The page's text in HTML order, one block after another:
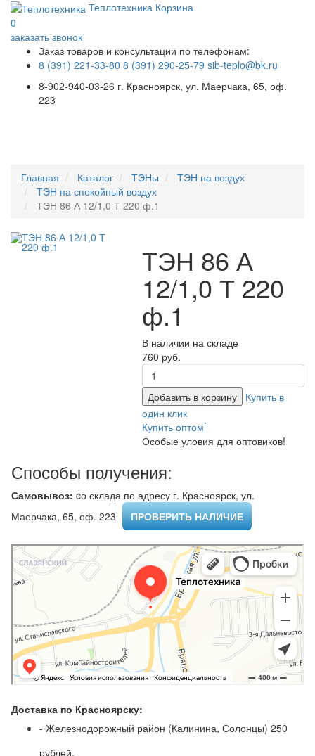
Теплотехника Корзина
0
заказать звонок
Заказ товаров и консультации по телефонам:
8 (391) 221-33-80 8 (391) 290-25-79 sib-teplo@bk.ru
8-902-940-03-26 г. Красноярск, ул. Маерчака, 65, оф.
223
Главная Каталог ТЭНы
ТЭН на воздух
ТЭН на спокойный воздух
ТЭН 86 А 12/1,0 Т 220 ф.1
ТЭН 86 А
12/1,0 Т 220
ф.1
В наличии на складе
760 руб.
Добавить в корзину
Купить в
один клик
Купить оптом*
Особые уловия для оптовиков!
Способы получения:
Самовывоз: cо склада по адресу г. Красноярск, ул.
Маерчака, 65, оф. 223 ​
ПРОВЕРИТЬ НАЛИЧИЕ
Доставка по Красноярску:
- Железнодорожный район (Калинина, Солонцы) 250
рублей.